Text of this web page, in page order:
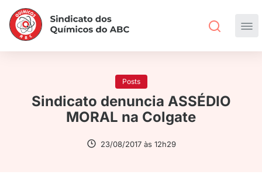
Posts
Sindicato denuncia ASSÉDIO
MORAL na Colgate
23/08/2017 às 12h29